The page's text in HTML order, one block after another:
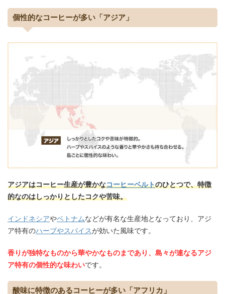
個性的なコーヒーが多い「アジア」
アジアはコーヒー生産が豊かなコーヒーベルトのひとつで、特徴
的なのはしっかりとしたコクや苦味。
インドネシアやベトナムなどが有名な生産地となっており、アジ
ア特有のハーブやスパイスが効いた風味です。
香りが独特なものから華やかなものまであり、島々が連なるアジ
ア特有の個性的な味わいです。
酸味に特徴のあるコーヒーが多い「アフリカ」